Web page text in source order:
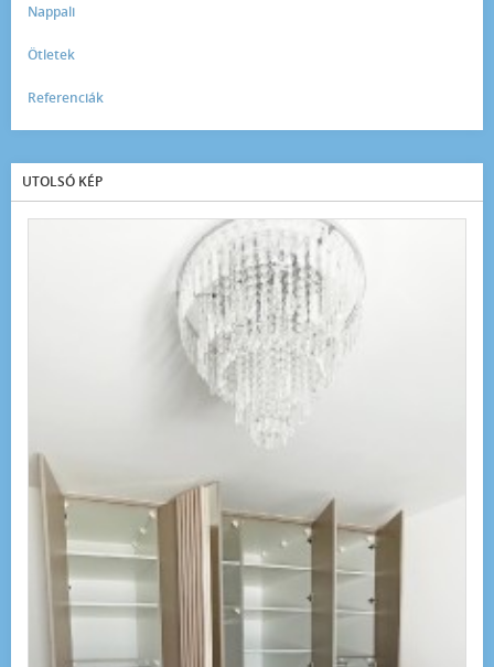
Nappali
Ötletek
Referenciák
UTOLSÓ KÉP